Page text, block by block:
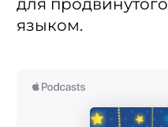
для
языком.